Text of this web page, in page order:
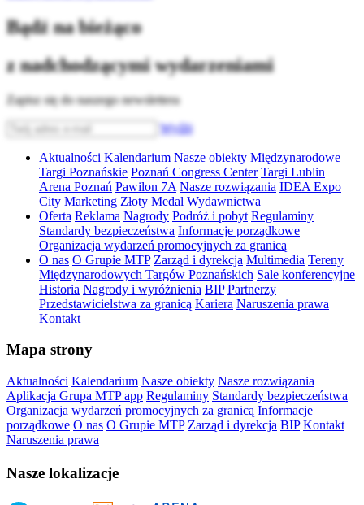
Bądź na bieżąco
z nadchodzącymi wydarzeniami
Zapisz się do naszego newslettera
Wyślij
Aktualności Kalendarium Nasze obiekty Międzynarodowe
Targi Poznańskie Poznań Congress Center Targi Lublin
Arena Poznań Pawilon 7A Nasze rozwiązania IDEA Expo
City Marketing Złoty Medal Wydawnictwa
Oferta Reklama Nagrody Podróż i pobyt Regulaminy
Standardy bezpieczeństwa Informacje porządkowe
Organizacja wydarzeń promocyjnych za granicą
O nas O Grupie MTP Zarząd i dyrekcja Multimedia Tereny
Międzynarodowych Targów Poznańskich Sale konferencyjne
Historia Nagrody i wyróżnienia BIP Partnerzy
Przedstawicielstwa za granicą Kariera Naruszenia prawa
Kontakt
Mapa strony
Aktualności Kalendarium Nasze obiekty Nasze rozwiązania
Aplikacja Grupa MTP app Regulaminy Standardy bezpieczeństwa
Organizacja wydarzeń promocyjnych za granicą Informacje
porządkowe O nas O Grupie MTP Zarząd i dyrekcja BIP Kontakt
Naruszenia prawa
Nasze lokalizacje